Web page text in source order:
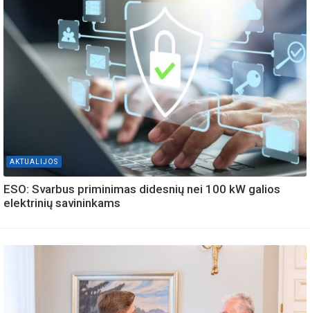
AKTUALIJOS
ESO: Svarbus priminimas didesnių nei 100 kW galios
elektrinių savininkams